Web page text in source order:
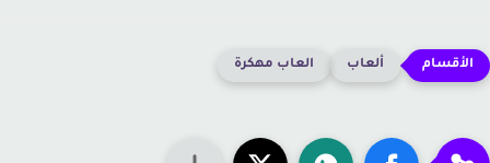
ألعاب العاب مهكرة